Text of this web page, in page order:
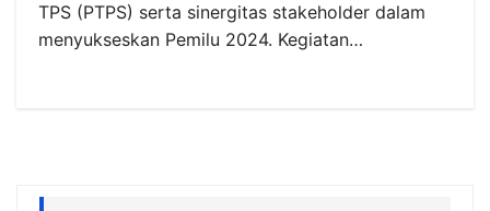
TPS (PTPS) serta sinergitas stakeholder dalam
menyukseskan Pemilu 2024. Kegiatan…